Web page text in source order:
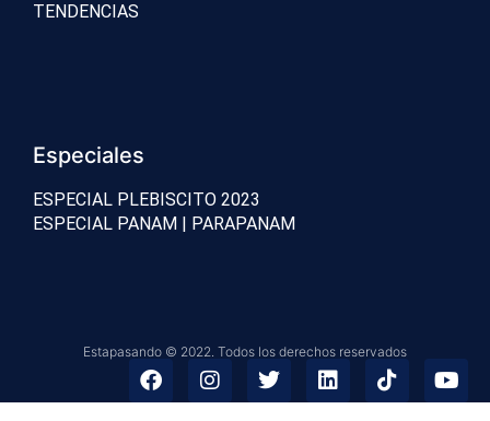
TENDENCIAS
Especiales
ESPECIAL PLEBISCITO 2023
ESPECIAL PANAM | PARAPANAM
Estapasando © 2022. Todos los derechos reservados